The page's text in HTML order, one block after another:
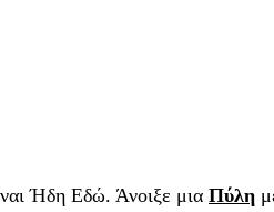
Ήδη Εδώ. Άνοιξε μια Πύλη